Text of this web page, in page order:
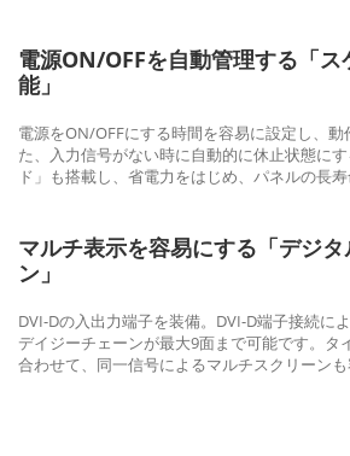
電源ON/OFFを自動管理する「
能」
電源をON/OFFにする時間を容易に設定し、動
た、入力信号がない時に自動的に休止状態に
ド」も搭載し、省電力をはじめ、パネルの長寿
マルチ表示を容易にする「デジ
ン」
DVI-Dの入出力端子を装備。DVI-D端子接続に
デイジーチェーンが最大9面まで可能です。タ
合わせて、同一信号によるマルチスクリーンも